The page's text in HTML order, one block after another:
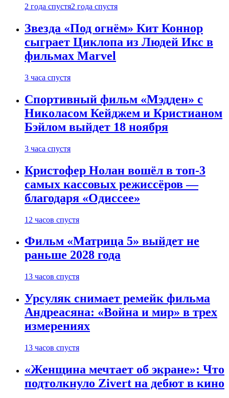
2 года спустя2 года спустя
Звезда «Под огнём» Кит Коннор
сыграет Циклопа из Людей Икс в
фильмах Marvel
3 часа спустя
Спортивный фильм «Мэдден» с
Николасом Кейджем и Кристианом
Бэйлом выйдет 18 ноября
3 часа спустя
Кристофер Нолан вошёл в топ-3
самых кассовых режиссёров —
благодаря «Одиссее»
12 часов спустя
Фильм «Матрица 5» выйдет не
раньше 2028 года
13 часов спустя
Урсуляк снимает ремейк фильма
Андреасяна: «Война и мир» в трех
измерениях
13 часов спустя
«Женщина мечтает об экране»: Что
подтолкнуло Zivert на дебют в кино